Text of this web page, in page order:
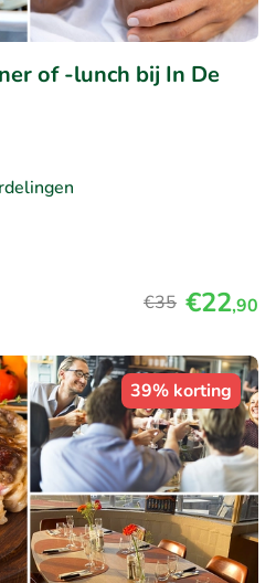
of -lunch bij In De
€35 €22,90
39% korting